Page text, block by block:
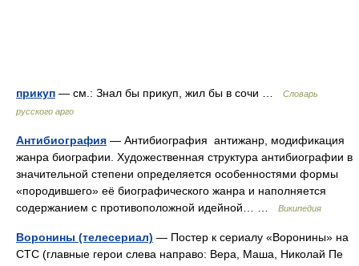
прикуп — см.: Знал бы прикуп, жил бы в сочи …
Словарь
русского арго
Антибиография — Антибиография антижанр, модификация
жанра биографии. Художественная структура антибиографии в
значительной степени определяется особенностями формы
«породившего» её биографического жанра и наполняется
содержанием с противоположной идейной… …
Википедия
Воронины (телесериал) — Постер к сериалу «Воронины» на
СТС (главные герои слева направо: Вера, Маша, Николай Пе